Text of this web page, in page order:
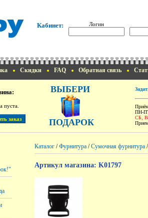
Кабинет: Логин
Скидки FAQ Обратная связь
пуста.
ВЫБЕРИ
ПОДАРОК
ПН-
СБ,
Каталог /Фурнитура /Сумочная фурнитура
Артикул магазина: K01797